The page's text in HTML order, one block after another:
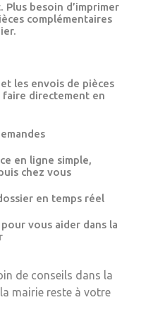
Plus besoin d’imprimer
complémentaires
les envois de pièces
faire directement en
en ligne simple,
chez vous
en temps réel
vous aider dans la
de conseils dans la
mairie reste à votre